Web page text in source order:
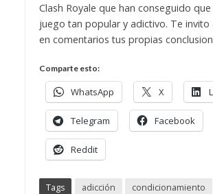
Clash Royale que han conseguido que
juego tan popular y adictivo. Te
en comentarios tus propias
Comparte esto:
WhatsApp X
Telegram Facebook
Reddit
Tags adicción
condicionamiento